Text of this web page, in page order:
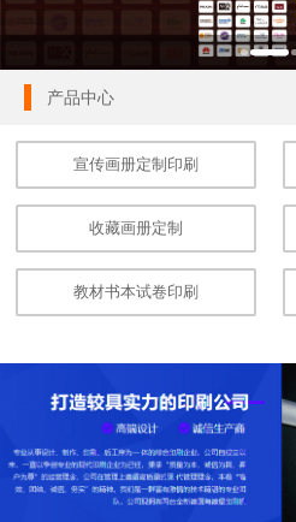
产品中心
宣传画册定制印刷
收藏画册定制
教材书本试卷印刷